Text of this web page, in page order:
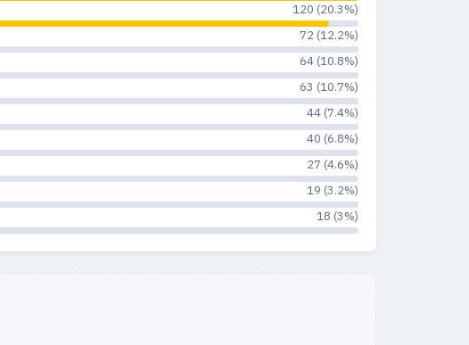
120 (20.3%)
72 (12.2%)
64 (10.8%)
63 (10.7%)
44 (7.4%)
40 (6.8%)
27 (4.6%)
19 (3.2%)
18 (3%)